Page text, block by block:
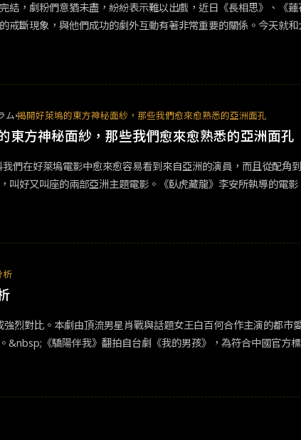
上半年，中國線上視頻平台播出的所有電視劇中，優酷在中國
結，劇粉們意猶未盡，紛紛表示難以出戲，近日《長相思》、《
斷現象，與他們成功的劇外互動有著非常重要的關係。今天就和大家來聊聊
一種實時評論，網友的評論會像「跑馬燈」一樣即時在畫面上出
ム 揭開好萊塢的東方神秘面紗，那些我們愈來愈熟悉的亞洲面孔
東方神秘面紗，那些我們愈來愈熟悉的亞洲面孔
們在好萊塢電影中愈來愈容易看到來自亞洲的演員，而且從配
叫好又叫座的兩部亞洲主題電影。《臥虎藏龍》李安所執導的電
方演員當主角的好萊塢電影，李安導演將王度廬的武俠小說搬上
析
烈對比。本劇由頂流男星肖戰與話題女王白百何合作主演的都
&nbsp;《驕陽伴我》翻拍自台劇《我的男孩》，為符合中國官方
伴我》的男主角積極陽光，即使受挫也能很快速重新站起。《
感較淺，更像是入社會有段時日的小社畜。整體故事把姊弟戀
》並不只談姊弟戀，還涉及了職場、婚姻上的難處。整體而言是